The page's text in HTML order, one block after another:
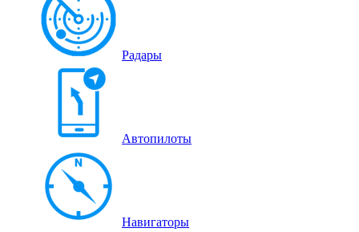
Радары
Автопилоты
Навигаторы